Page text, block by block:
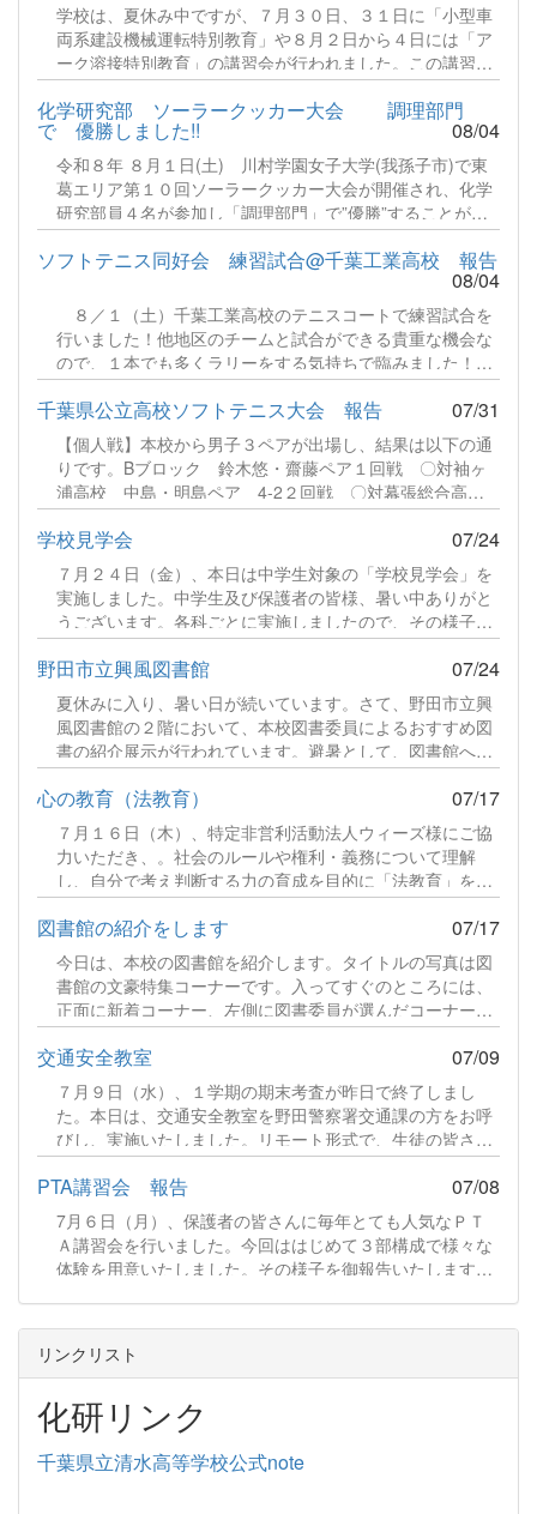
学校は、夏休み中ですが、７月３０日、３１日に「小型車
両系建設機械運転特別教育」や８月２日から４日には「ア
ーク溶接特別教育」の講習会が行われました。この講習
は、仕事として従事する場合、法令に基づき義務づけられ
ている特別教育です。猛暑のなか、多くの生徒さんが頑張
っていましたので、実技講習の様子のみお伝えします。続
きをみる
化学研究部 ソーラークッカー大会 調理部門
で 優勝しました!! 08/04
令和８年 ８月１日(土) 川村学園女子大学(我孫子市)で東
葛エリア第１０回ソーラークッカー大会が開催され、化学
研究部員４名が参加し「調理部門」で”優勝”することがで
きました！毎年８月に開催され今回で第１０回の節目を迎
えた記念大会となりました。参加者は野田市、松戸市、流
山市、柏市の市民団体、中学校、高等学校が出場します。
部門は「湯沸かし」「炊飯」「調理」の３部門に分かれ、
今年は湯沸かし部門に２２チーム、炊飯部門に５チーム、
調理部門に５チーム総勢３２チームが集う盛大な大会にな
りました。続きをみる
ソフトテニス同好会 練習試合@千葉工業高校 報告
08/04
８／１（土）千葉工業高校のテニスコートで練習試合を
行いました！他地区のチームと試合ができる貴重な機会な
ので、１本でも多くラリーをする気持ちで臨みました！続
きをみる
千葉県公立高校ソフトテニス大会 報告 07/31
【個人戦】本校から男子３ペアが出場し、結果は以下の通
りです。Bブロック 鈴木悠・齋藤ペア１回戦 〇対袖ヶ
浦高校 中島・明島ペア 4-2２回戦 〇対幕張総合高
校 宮野・古川ペア 4-0３回戦 〇対県立千葉高校 沼
田・鯉渕 4-0４回戦 〇対袖ヶ浦高校 中山・鈴木 4-
2（準決勝）５回戦 ●対千葉商業高校 佐藤・横山 1-
4（決勝）続きをみる
学校見学会 07/24
７月２４日（金）、本日は中学生対象の「学校見学会」を
実施しました。中学生及び保護者の皆様、暑い中ありがと
うございます。各科ごとに実施しましたので、その様子を
ご紹介します。食品科学科 説明続きをみる
野田市立興風図書館 07/24
夏休みに入り、暑い日が続いています。さて、野田市立興
風図書館の２階において、本校図書委員によるおすすめ図
書の紹介展示が行われています。避暑として、図書館へお
越しいただき、その際は、ぜひご覧ください。続きをみる
心の教育（法教育） 07/17
７月１６日（木）、特定非営利活動法人ウィーズ様にご協
力いただき、。社会のルールや権利・義務について理解
し、自分で考え判断する力の育成を目的に「法教育」を実
施しました。講師は、司法書士の先生を迎え、各クラスで
展開しました。講師の話に耳を傾け、班ごとのディスカッ
ションに参加し、真剣に取り組んでいる様子を見ることが
できました。続きをみる
図書館の紹介をします 07/17
今日は、本校の図書館を紹介します。タイトルの写真は図
書館の文豪特集コーナーです。入ってすぐのところには、
正面に新着コーナー、左側に図書委員が選んだコーナー、
右側に準新着コーナー、そして、文豪特集や司書の先生が
選んだ本が並べられています。また、図書だよりを発行し
ました。図書委員会の活動報告や新着図書の案内をしてい
ます。夏休み中の開館スケジュールも載せましたので、生
徒の皆さん、ぜひ来館ください。 図書だよりR8.7.pdf 341
KB ファイルダウンロードについて ダウンロード 続きをみ
る
交通安全教室 07/09
７月９日（水）、１学期の期末考査が昨日で終了しまし
た。本日は、交通安全教室を野田警察署交通課の方をお呼
びし、実施いたしました。リモート形式で、生徒の皆さん
は教室で講師のお話をお聞きしました。続きをみる
PTA講習会 報告 07/08
7月６日（月）、保護者の皆さんに毎年とても人気なＰＴ
Ａ講習会を行いました。今回ははじめて３部構成で様々な
体験を用意いたしました。その様子を御報告いたします。
リンクリスト
化研リンク
千葉県立清水高等学校公式note